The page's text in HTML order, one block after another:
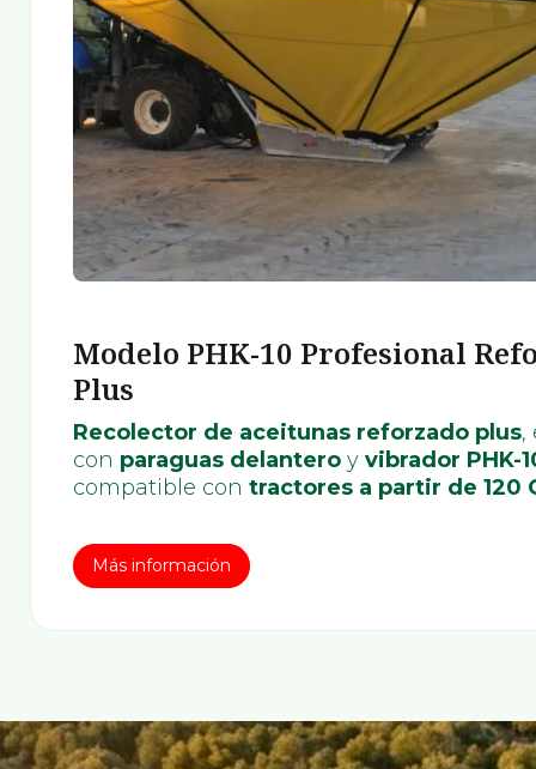
Modelo PHK-10 Profesional
Plus
Recolector de aceitunas reforzado plus,
con paraguas delantero y vibrador PHK-
compatible con tractores a partir de 120
Más información